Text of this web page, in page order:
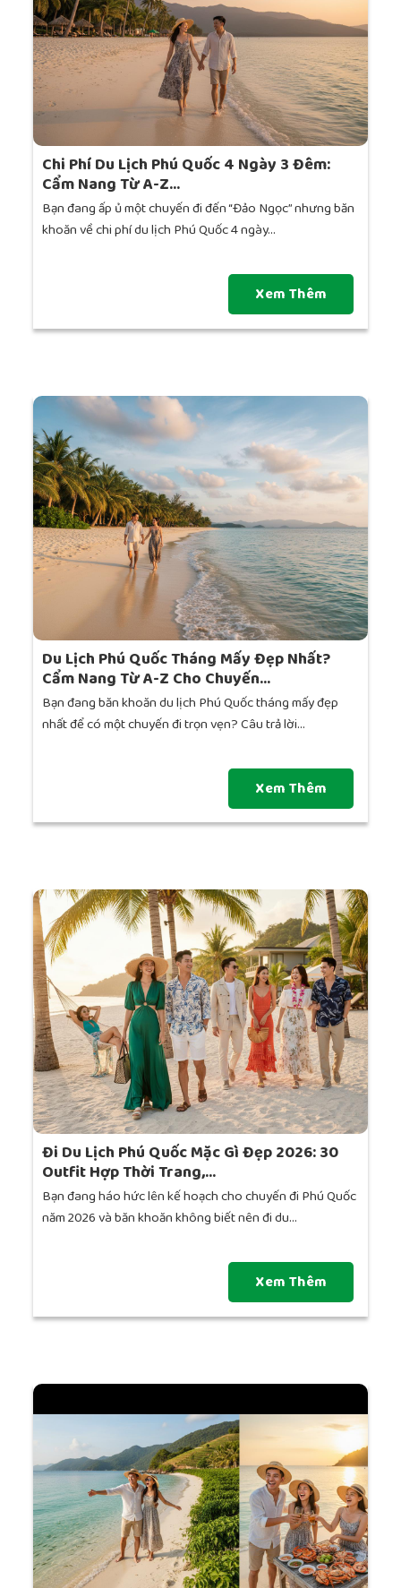
Chi Phí Du Lịch Phú Quốc 4 Ngày 3 Đêm:
Cẩm Nang Từ A-Z...
Bạn đang ấp ủ một chuyến đi đến “Đảo Ngọc” nhưng băn
khoăn về chi phí du lịch Phú Quốc 4 ngày...
Xem Thêm
Du Lịch Phú Quốc Tháng Mấy Đẹp Nhất?
Cẩm Nang Từ A-Z Cho Chuyến...
Bạn đang băn khoăn du lịch Phú Quốc tháng mấy đẹp
nhất để có một chuyến đi trọn vẹn? Câu trả lời...
Xem Thêm
Đi Du Lịch Phú Quốc Mặc Gì Đẹp 2026: 30
Outfit Hợp Thời Trang,...
Bạn đang háo hức lên kế hoạch cho chuyến đi Phú Quốc
năm 2026 và băn khoăn không biết nên đi du...
Xem Thêm